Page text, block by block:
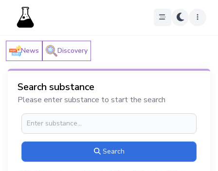
News Discovery
Search substance
Please enter substance to start the search
Search